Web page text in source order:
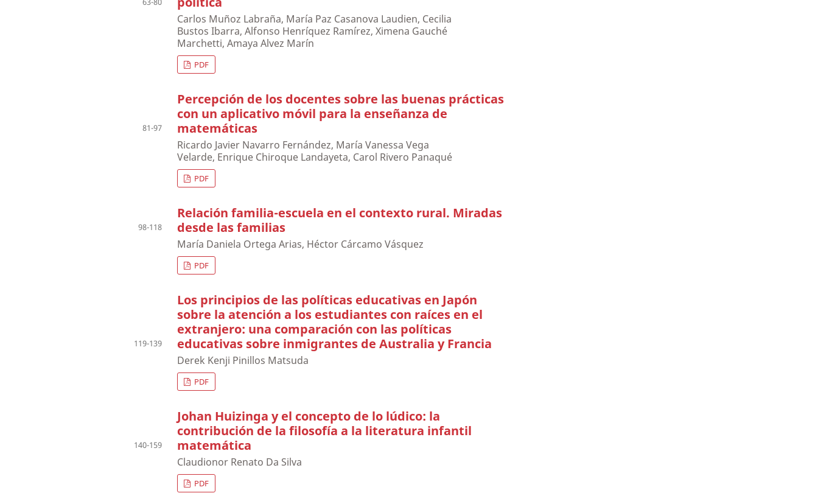
Carlos Muñoz Labraña, María Paz Casanova Laudien, Cecilia
Bustos Ibarra, Alfonso Henríquez Ramírez, Ximena Gauché
Marchetti, Amaya Alvez Marín
PDF
Percepción de los docentes sobre las buenas prácticas
con un aplicativo móvil para la enseñanza de
matemáticas
Ricardo Javier Navarro Fernández, María Vanessa Vega
Velarde, Enrique Chiroque Landayeta, Carol Rivero Panaqué
81-97
PDF
Relación familia-escuela en el contexto rural. Miradas
desde las familias
María Daniela Ortega Arias, Héctor Cárcamo Vásquez
98-118
PDF
Los principios de las políticas educativas en Japón
sobre la atención a los estudiantes con raíces en el
extranjero: una comparación con las políticas
educativas sobre inmigrantes de Australia y Francia
Derek Kenji Pinillos Matsuda
119-139
PDF
Johan Huizinga y el concepto de lo lúdico: la
contribución de la filosofía a la literatura infantil
matemática
Claudionor Renato Da Silva
140-159
PDF